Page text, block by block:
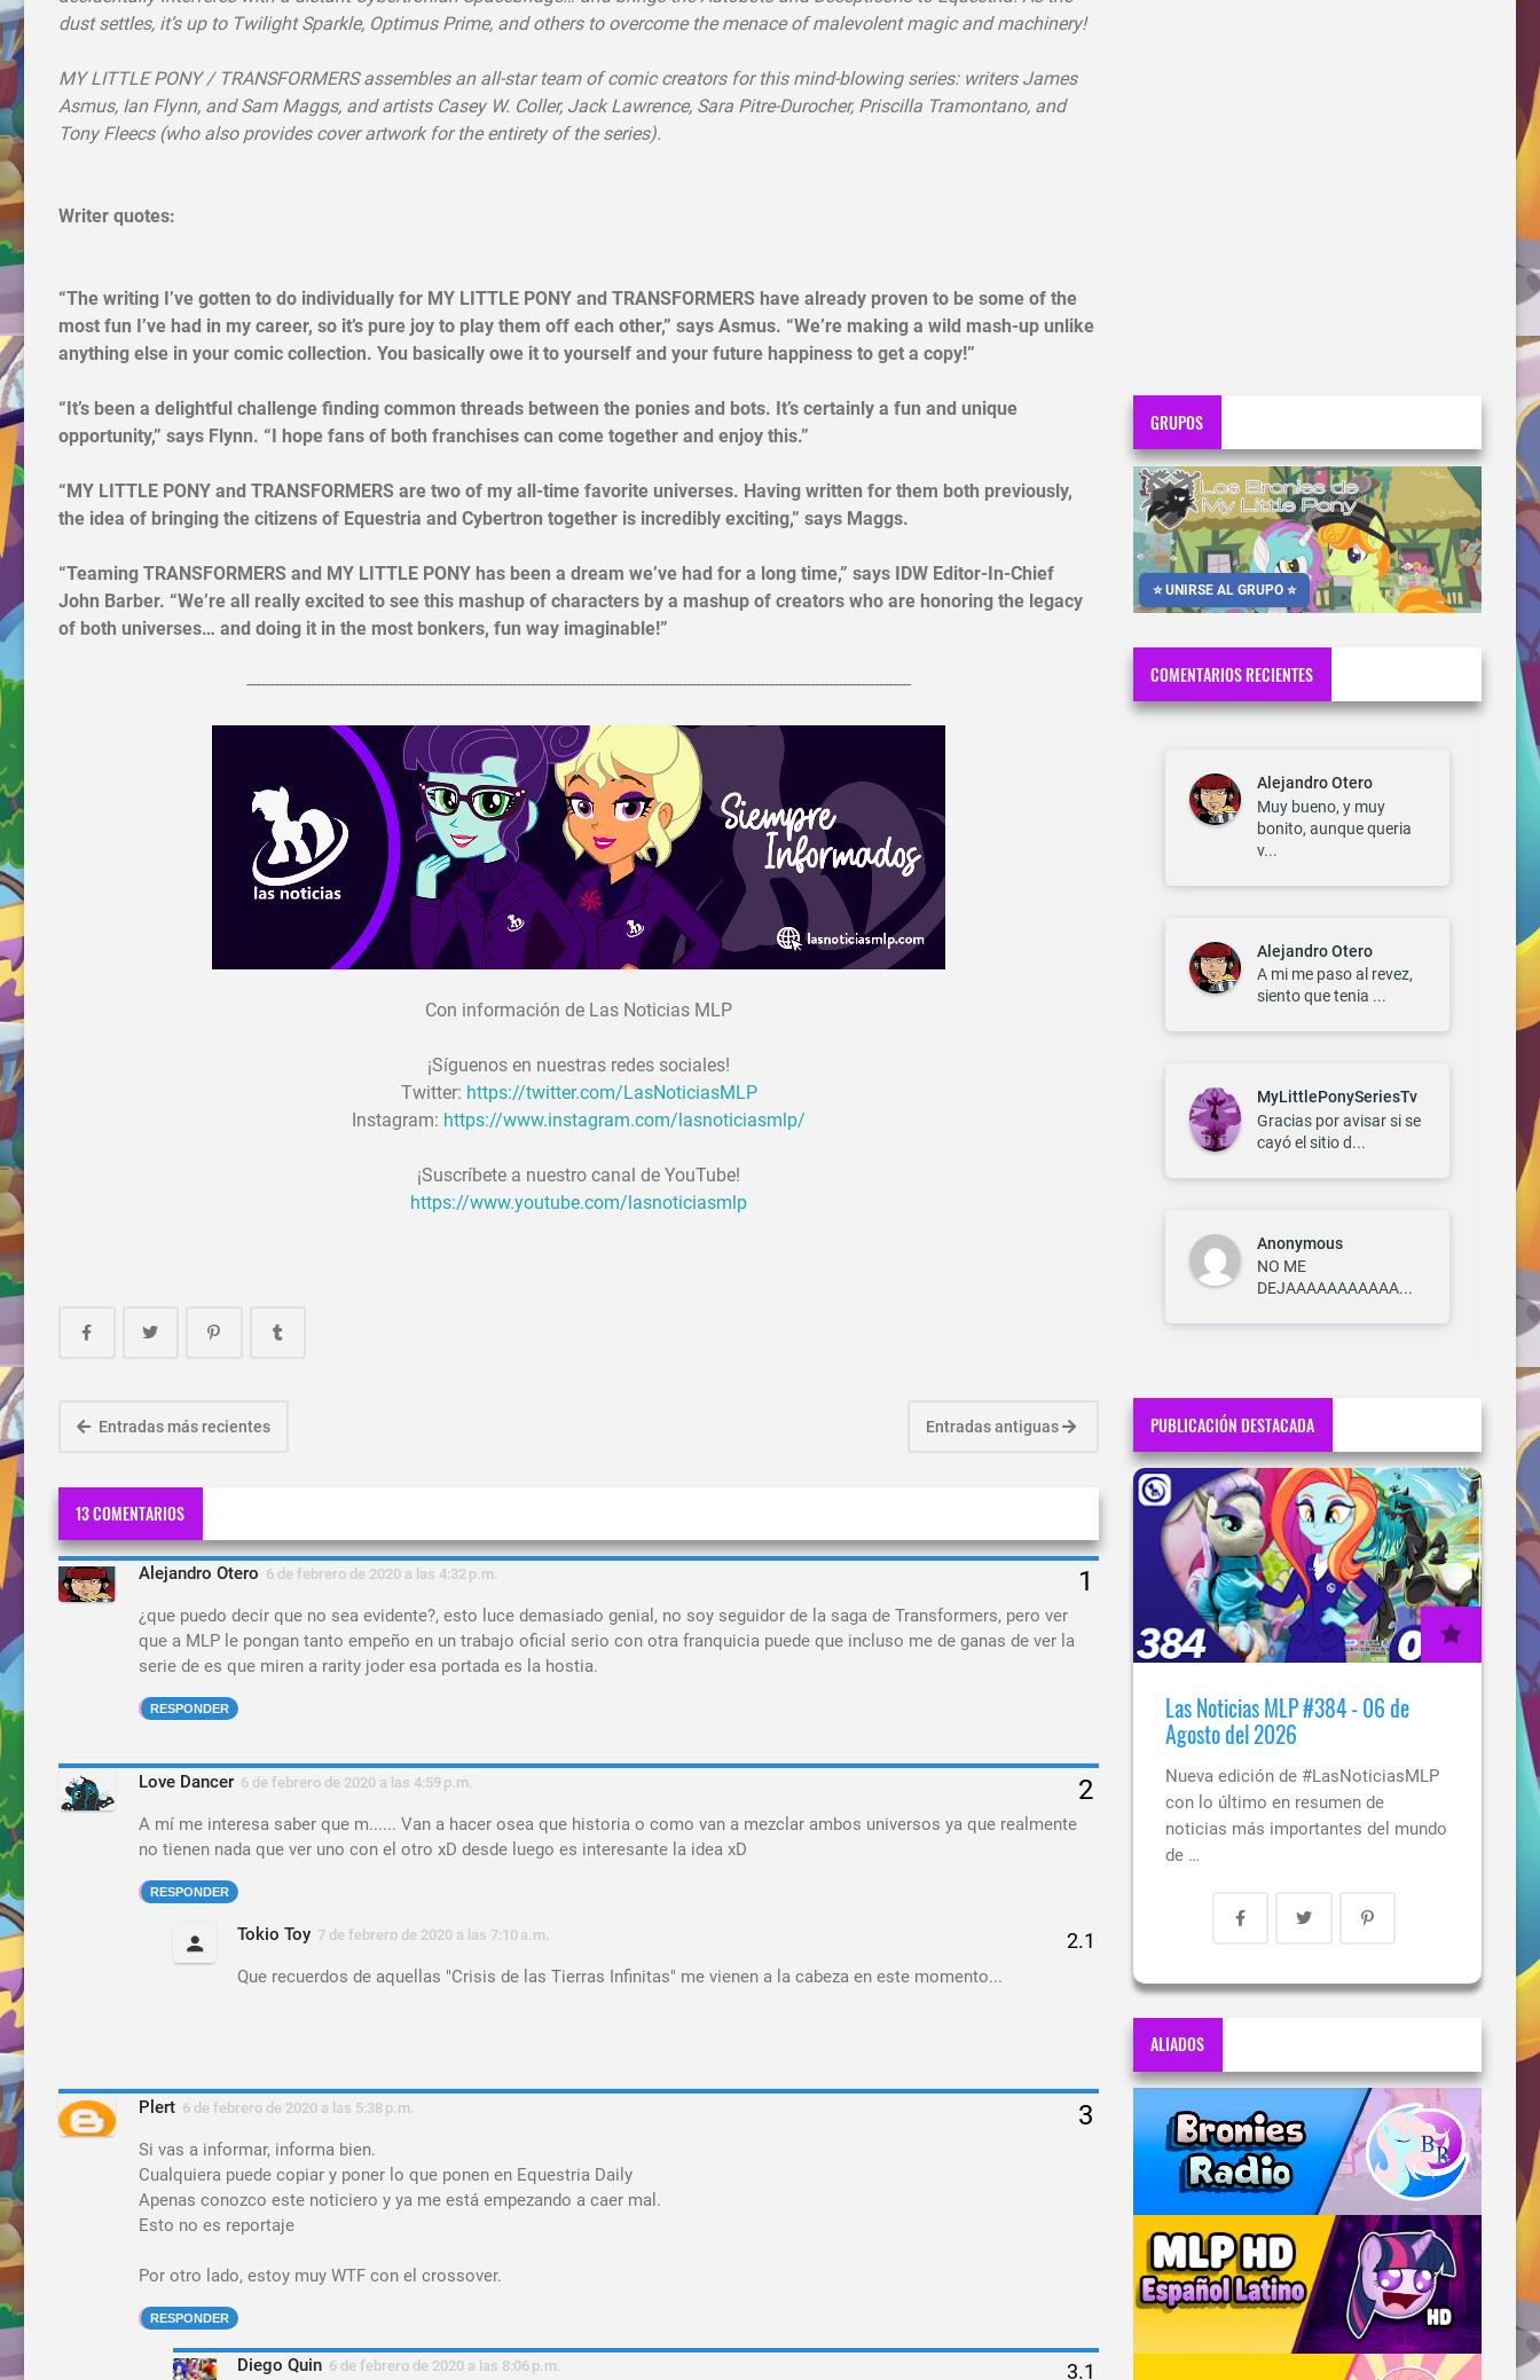
dust settles, it’s up to Twilight Sparkle, Optimus Prime, and others to overcome the menace of malevolent magic and machinery!
MY LITTLE PONY / TRANSFORMERS assembles an all-star team of comic creators for this mind-blowing series: writers James
Asmus, Ian Flynn, and Sam Maggs, and artists Casey W. Coller, Jack Lawrence, Sara Pitre-Durocher, Priscilla Tramontano, and
Tony Fleecs (who also provides cover artwork for the entirety of the series).
Writer quotes:
“The writing I’ve gotten to do individually for MY LITTLE PONY and TRANSFORMERS have already proven to be some of the
most fun I’ve had in my career, so it’s pure joy to play them off each other,” says Asmus. “We’re making a wild mash-up unlike
anything else in your comic collection. You basically owe it to yourself and your future happiness to get a copy!”
“It’s been a delightful challenge finding common threads between the ponies and bots. It’s certainly a fun and unique
opportunity,” says Flynn. “I hope fans of both franchises can come together and enjoy this.”
“MY LITTLE PONY and TRANSFORMERS are two of my all-time favorite universes. Having written for them both previously,
the idea of bringing the citizens of Equestria and Cybertron together is incredibly exciting,” says Maggs.
“Teaming TRANSFORMERS and MY LITTLE PONY has been a dream we’ve had for a long time,” says IDW Editor-In-Chief
John Barber. “We’re all really excited to see this mashup of characters by a mashup of creators who are honoring the legacy
of both universes… and doing it in the most bonkers, fun way imaginable!”
-------------------------------------------------------------------------------------------------------------------------------------------------
Con información de Las Noticias MLP
¡Síguenos en nuestras redes sociales!
Twitter: https://twitter.com/LasNoticiasMLP
Instagram: https://www.instagram.com/lasnoticiasmlp/
¡Suscríbete a nuestro canal de YouTube!
https://www.youtube.com/lasnoticiasmlp
Entradas más recientes Entradas antiguas
13 COMENTARIOS
Alejandro Otero 6 de febrero de 2020 a las 4:32 p.m.
¿que puedo decir que no sea evidente?, esto luce demasiado genial, no soy seguidor de la saga de Transformers, pero ver
que a MLP le pongan tanto empeño en un trabajo oficial serio con otra franquicia puede que incluso me de ganas de ver la
serie de es que miren a rarity joder esa portada es la hostia.
RESPONDER
Love Dancer 6 de febrero de 2020 a las 4:59 p.m.
A mí me interesa saber que m...... Van a hacer osea que historia o como van a mezclar ambos universos ya que realmente
no tienen nada que ver uno con el otro xD desde luego es interesante la idea xD
RESPONDER
Tokio Toy 7 de febrero de 2020 a las 7:10 a.m.
Que recuerdos de aquellas "Crisis de las Tierras Infinitas" me vienen a la cabeza en este momento...
Plert 6 de febrero de 2020 a las 5:38 p.m.
Si vas a informar, informa bien.
Cualquiera puede copiar y poner lo que ponen en Equestria Daily
Apenas conozco este noticiero y ya me está empezando a caer mal.
Esto no es reportaje
Por otro lado, estoy muy WTF con el crossover.
RESPONDER
Diego Quin 6 de febrero de 2020 a las 8:06 p.m.
GRUPOS
⭐ UNIRSE AL GRUPO ⭐
COMENTARIOS RECIENTES
Alejandro Otero
Muy bueno, y muy
bonito, aunque queria
v...
Alejandro Otero
A mi me paso al revez,
siento que tenia ...
MyLittlePonySeriesTv
Gracias por avisar si se
cayó el sitio d...
Anonymous
NO ME
DEJAAAAAAAAAAA...
PUBLICACIÓN DESTACADA
Las Noticias MLP #384 - 06 de
Agosto del 2026
Nueva edición de #LasNoticiasMLP
con lo último en resumen de
noticias más importantes del mundo
de …
ALIADOS